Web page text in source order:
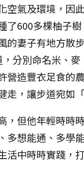
空氣及環境，因
了600多棵柚子樹
的妻子有地方散
分別命名米、
營造豐衣足食的
走，讓步道宛如
，但他年輕時時
多想能通、多學
活中時時實踐，